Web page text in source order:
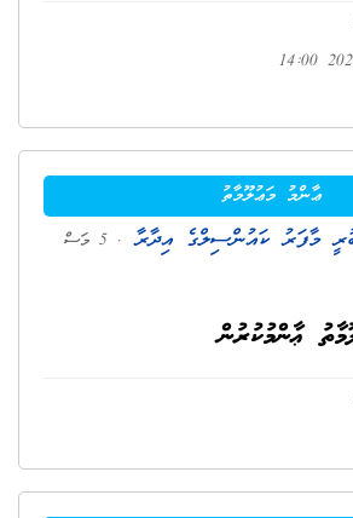
ޢާންމު މަޢުލޫމާތު
މާފަރު ކައުންސިލްގެ އިދާރާ
. 5 މަސް
ޢާންމުކުރުން